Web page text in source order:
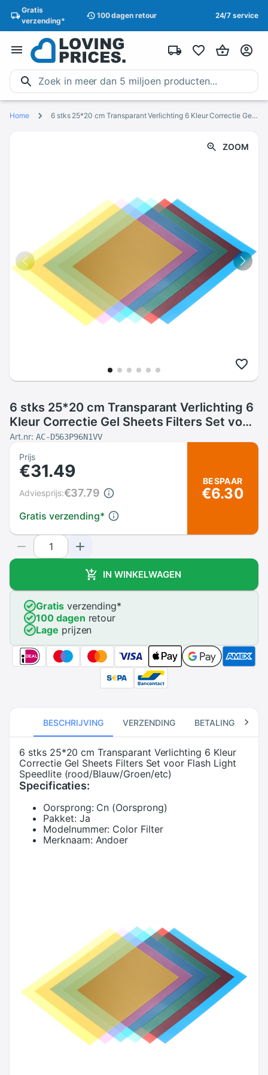
Gratis
verzending*
100 dagen retour 24/7 service
Home 6 stks 25*20 cm Transparant Verlichting 6 Kleur Correctie Gel Sheets Filters Set voor Flash Light Speedlite (rood/Blauw/Groen/etc)
ZOOM
6 stks 25*20 cm Transparant Verlichting 6
Kleur Correctie Gel Sheets Filters Set voor
Flash Light Speedlite
(rood/Blauw/Groen/etc)
Art.nr: AC-D563P96N1VV
Prijs
€31.49
Gratis verzending*
Adviesprijs:€37.79
BESPAAR
€6.30
IN WINKELWAGEN
Gratisverzending*
100 dagen retour
Lage prijzen
BESCHRIJVING VERZENDING BETALING
6 stks 25*20 cm Transparant Verlichting 6 Kleur
Correctie Gel Sheets Filters Set voor Flash Light
Speedlite (rood/Blauw/Groen/etc)
Specificaties:
Oorsprong: Cn (Oorsprong)
Pakket: Ja
Modelnummer: Color Filter
Merknaam: Andoer